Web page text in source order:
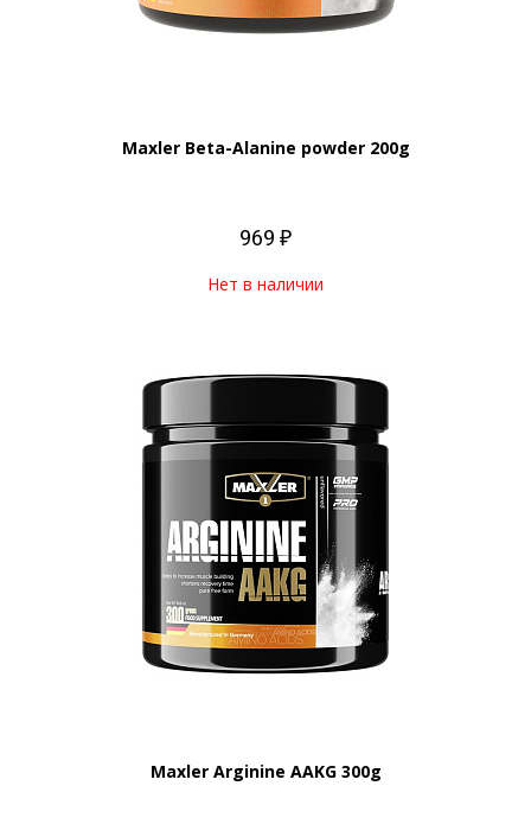
Maxler Beta-Alanine powder 200g
969 ₽
Нет в наличии
Maxler Arginine AAKG 300g